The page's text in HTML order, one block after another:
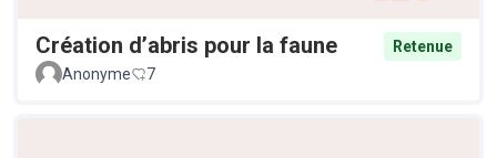
Création d’abris pour la faune
Retenue
Anonyme
7